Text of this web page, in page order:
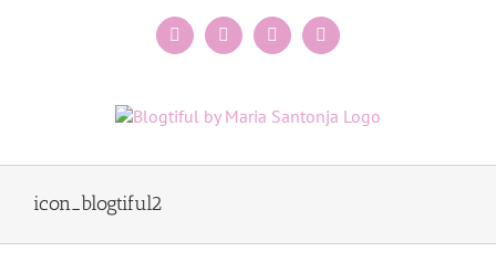
FacebookInstagram
X Pinterest
icon_blogtiful2